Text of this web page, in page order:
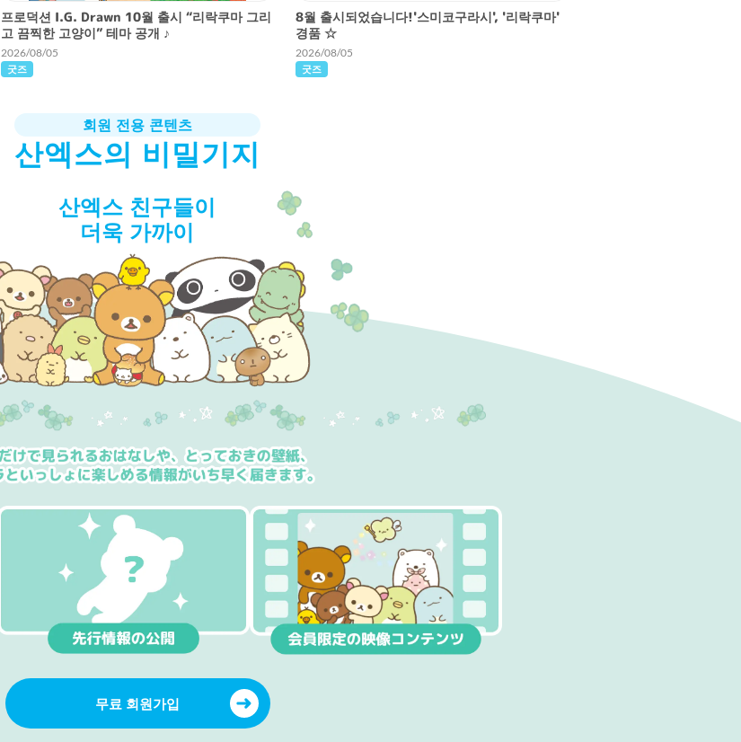
프로덕션 I.G. Drawn 10월 출시 “리락쿠마 그리
고 끔찍한 고양이” 테마 공개 ♪
2026/08/05
굿즈
8월 출시되었습니다!'스미코구라시', '리락쿠마'
경품 ☆
2026/08/05
굿즈
회원 전용 콘텐츠
산엑스의 비밀기지
산엑스 친구들이
더욱 가까이
무료 회원가입